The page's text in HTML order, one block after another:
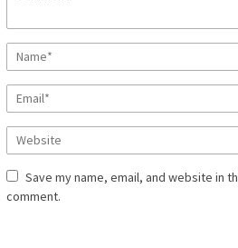
Save my name, email, and website in
comment.